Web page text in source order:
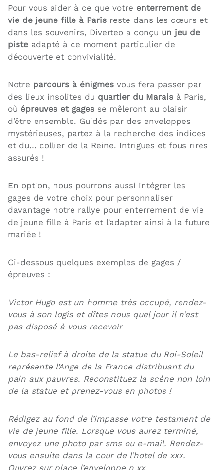
Pour vous aider à ce que votre enterrement de
vie de jeune fille à Paris reste dans les cœurs et
dans les souvenirs, Diverteo a conçu un jeu de
piste adapté à ce moment particulier de
découverte et convivialité.
Notre parcours à énigmes vous fera passer par
des lieux insolites du quartier du Marais à Paris,
où épreuves et gages se mêleront au plaisir
d’être ensemble. Guidés par des enveloppes
mystérieuses, partez à la recherche des indices
et du… collier de la Reine. Intrigues et fous rires
assurés !
En option, nous pourrons aussi intégrer les
gages de votre choix pour personnaliser
davantage notre rallye pour enterrement de vie
de jeune fille à Paris et l’adapter ainsi à la future
mariée !
Ci-dessous quelques exemples de gages /
épreuves :
Victor Hugo est un homme très occupé, rendez-
vous à son logis et dîtes nous quel jour il n’est
pas disposé à vous recevoir
Le bas-relief à droite de la statue du Roi-Soleil
représente l’Ange de la France distribuant du
pain aux pauvres. Reconstituez la scène non loin
de la statue et prenez-vous en photos !
Rédigez au fond de l’impasse votre testament de
vie de jeune fille. Lorsque vous aurez terminé,
envoyez une photo par sms ou e-mail. Rendez-
vous ensuite dans la cour de l’hotel de xxx.
Ouvrez sur place l’enveloppe n.xx